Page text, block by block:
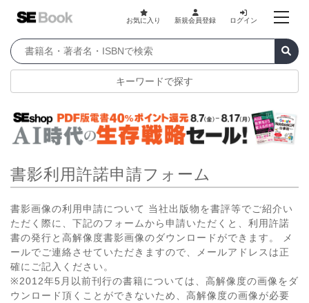
お気に入り 新規会員登録 ログイン
キーワードで探す
書影利用許諾申請フォーム
書影画像の利用申請について 当社出版物を書評等でご紹介い
ただく際に、下記のフォームから申請いただくと、利用許諾
書の発行と高解像度書影画像のダウンロードができます。 メ
ールでご連絡させていただきますので、メールアドレスは正
確にご記入ください。
※2012年5月以前刊行の書籍については、高解像度の画像をダ
ウンロード頂くことができないため、高解像度の画像が必要